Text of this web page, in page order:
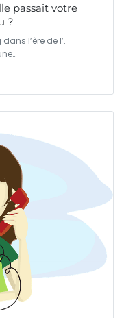
passait votre
?
l’ère de l’.